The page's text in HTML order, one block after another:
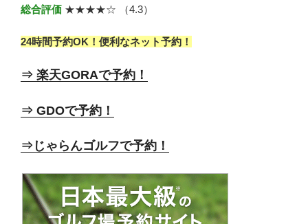
総合評価 ★★★★☆ （4.3）
24時間予約OK！便利なネット予約！
⇒ 楽天GORAで予約！
⇒ GDOで予約！
⇒じゃらんゴルフで予約！